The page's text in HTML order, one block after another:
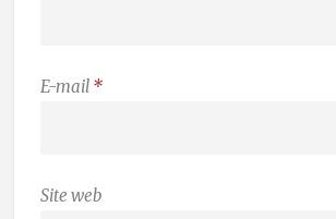
E-mail *
Site web